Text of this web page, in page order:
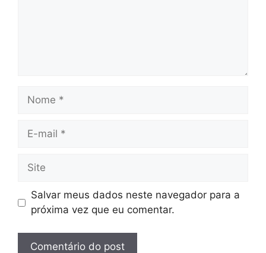
Nome
Site
Salvar meus dados neste navegador para a
próxima vez que eu comentar.